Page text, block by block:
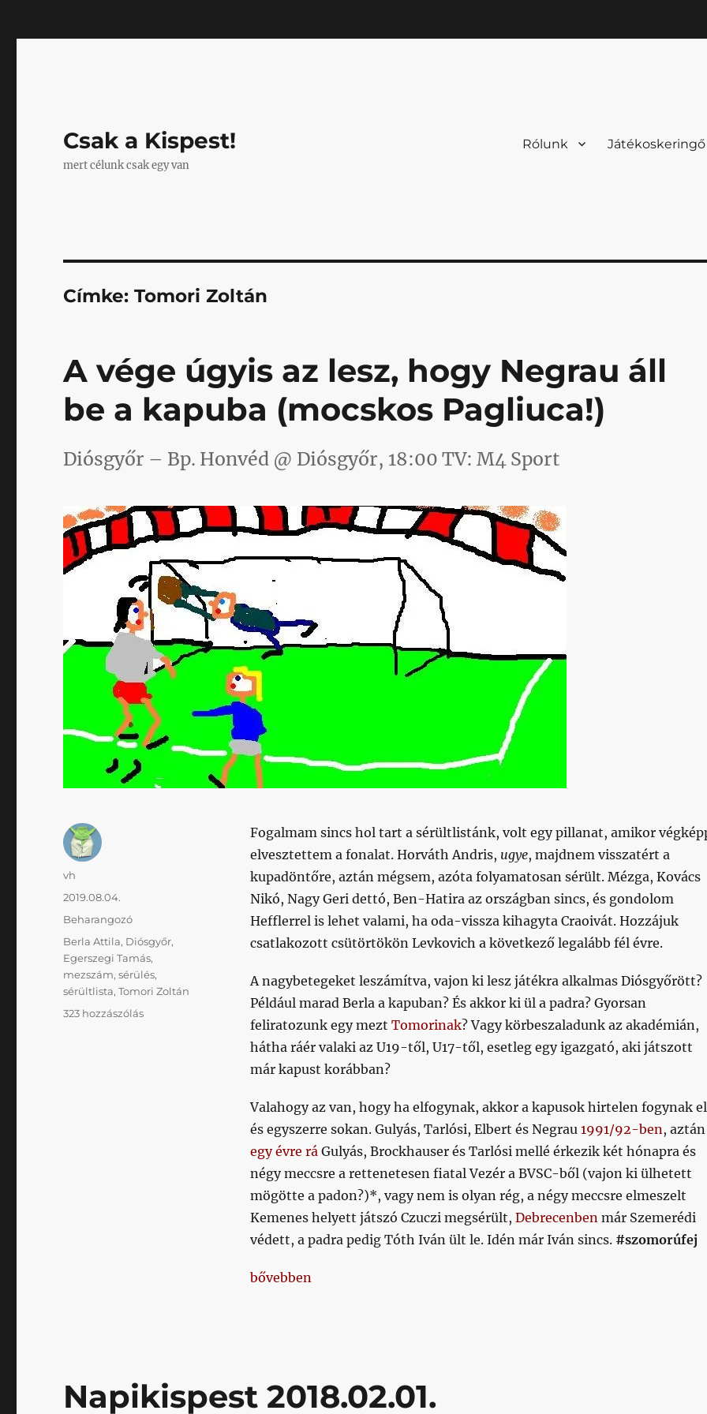
Csak a Kispest!
mert célunk csak egy van
Rólunk Játékoskeringő
Címke:Tomori Zoltán
A vége úgyis az lesz, hogy Negrau áll
be a kapuba (mocskos Pagliuca!)
Diósgyőr – Bp. Honvéd @ Diósgyőr, 18:00 TV: M4 Sport
Fogalmam sincs hol tart a sérültlistánk, volt egy pillanat, amikor
elvesztettem a fonalat. Horváth Andris, ugye, majdnem visszatért a
kupadöntőre, aztán mégsem, azóta folyamatosan sérült. Mézga, Kovács
Nikó, Nagy Geri dettó, Ben-Hatira az országban sincs, és gondolom
Hefflerrel is lehet valami, ha oda-vissza kihagyta Craoivát. Hozzájuk
csatlakozott csütörtökön Levkovich a következő legalább fél évre.
A nagybetegeket leszámítva, vajon ki lesz játékra alkalmas Diósgyőrött?
Például marad Berla a kapuban? És akkor ki ül a padra? Gyorsan
feliratozunk egy mezt Tomorinak? Vagy körbeszaladunk az akadémián,
hátha ráér valaki az U19-től, U17-től, esetleg egy igazgató, aki játszott
már kapust korábban?
Valahogy az van, hogy ha elfogynak, akkor a kapusok hirtelen fogynak
és egyszerre sokan. Gulyás, Tarlósi, Elbert és Negrau 1991/92-ben, aztán
egy évre ráGulyás, Brockhauser és Tarlósi mellé érkezik két hónapra és
négy meccsre a rettenetesen fiatal Vezér a BVSC-ből (vajon ki ülhetett
mögötte a padon?)*, vagy nem is olyan rég, a négy meccsre elmeszelt
Kemenes helyett játszó Czuczi megsérült, Debrecenben már Szemerédi
védett, a padra pedig Tóth Iván ült le. Idén már Iván sincs. #szomorúfej
„A vége úgyis az lesz, hogy Negrau áll be a kapuba (mocskos Pagliuca!)”
bővebben
Szerző
vh
Közzétéve
2019.08.04.
Kategória
Beharangozó
Címke
Berla Attila, Diósgyőr,
Egerszegi Tamás,
mezszám,sérülés,
sérültlista,Tomori Zoltán
323 hozzászólásA
Napikispest 2018.02.01.